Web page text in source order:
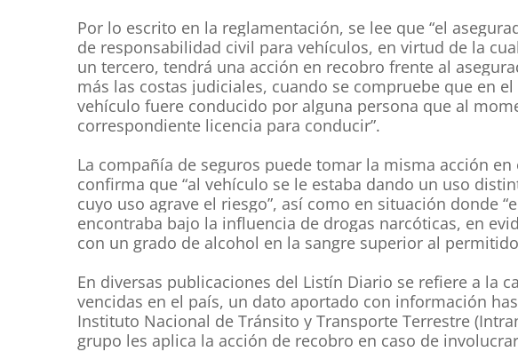
Por lo escrito en la reglamentación, se lee que “el
de responsabilidad civil para vehículos, en virtud de la
un tercero, tendrá una acción en recobro frente al
más las costas judiciales, cuando se compruebe que en
vehículo fuere conducido por alguna persona que al
correspondiente licencia para conducir”.
La compañía de seguros puede tomar la misma acción
confirma que “al vehículo se le estaba dando un uso
cuyo uso agrave el riesgo”, así como en situación donde
encontraba bajo la influencia de drogas narcóticas, en
con un grado de alcohol en la sangre superior al
En diversas publicaciones del Listín Diario se refiere a la
vencidas en el país, un dato aportado con información
Instituto Nacional de Tránsito y Transporte Terrestre
grupo les aplica la acción de recobro en caso de